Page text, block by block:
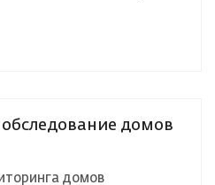
домов
домов